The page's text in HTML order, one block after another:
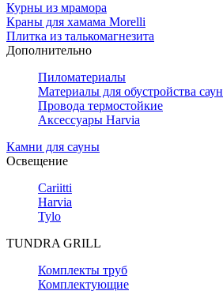
Курны из мрамора
Краны для хамама Morelli
Плитка из талькомагнезита
Дополнительно
Пиломатериалы
Материалы для обустройства саун
Провода термостойкие
Аксессуары Harvia
Камни для сауны
Освещение
Cariitti
Harvia
Tylo
TUNDRA GRILL
Комплекты труб
Комплектующие